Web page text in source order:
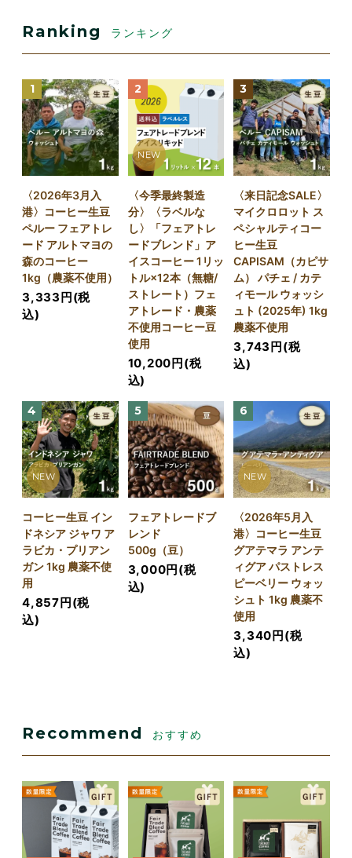
Ranking ランキング
1
〈2026年3月入
港〉コーヒー生豆
ペルー フェアトレ
ード アルトマヨの
森のコーヒー
1kg（農薬不使用）
3,333円(税
込)
2
NEW
〈今季最終製造
分〉〈ラベルな
し〉「フェアトレ
ードブレンド」ア
イスコーヒー 1リッ
トル×12本（無糖/
ストレート）フェ
アトレード・農薬
不使用コーヒー豆
使用
10,200円(税
込)
3
〈来日記念SALE〉
マイクロロット ス
ペシャルティコー
ヒー生豆
CAPISAM（カピサ
ム） パチェ / カテ
ィモール ウォッシ
ュト (2025年) 1kg
農薬不使用
3,743円(税
込)
4
NEW
コーヒー生豆 イン
ドネシア ジャワ ア
ラビカ・プリアン
ガン 1kg 農薬不使
用
4,857円(税
込)
5
フェアトレードブ
レンド
500g（豆）
3,000円(税
込)
6
NEW
〈2026年5月入
港〉コーヒー生豆
グアテマラ アンテ
ィグア パストレス
ピーベリー ウォッ
シュト 1kg 農薬不
使用
3,340円(税
込)
Recommend おすすめ